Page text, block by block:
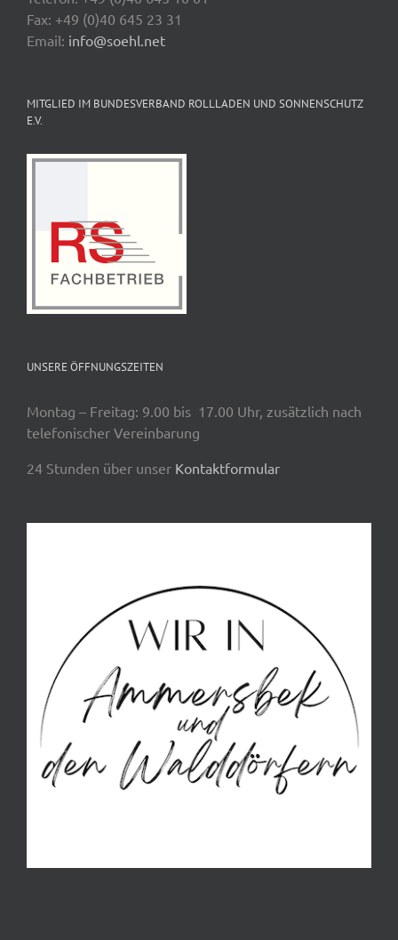
Fax: +49 (0)40 645 23 31
Email: info@soehl.net
MITGLIED IM BUNDESVERBAND ROLLLADEN UND SONNENSCHUTZ
E.V.
UNSERE ÖFFNUNGSZEITEN
Montag – Freitag: 9.00 bis 17.00 Uhr, zusätzlich nach
telefonischer Vereinbarung
24 Stunden über unser Kontaktformular